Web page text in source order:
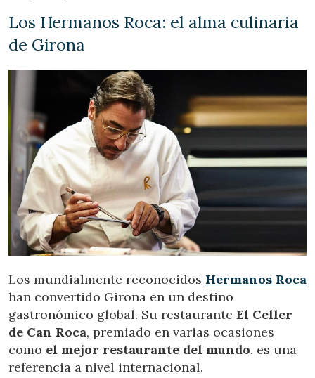
Los Hermanos Roca: el alma culinaria
de Girona
Los mundialmente reconocidos Hermanos Roca
han convertido Girona en un destino
gastronómico global. Su restaurante El Celler
de Can Roca, premiado en varias ocasiones
como el mejor restaurante del mundo, es una
referencia a nivel internacional.